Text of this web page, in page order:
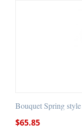
Bouquet Spring style
$65.85